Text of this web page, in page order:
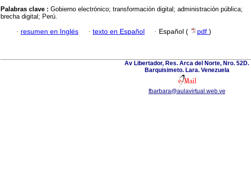
Palabras clave : Gobierno electrónico; transformación digital; administración pública;
brecha digital; Perú.
· resumen en Inglés · texto en Español · Español ( pdf )
Av Libertador, Res. Arca del Norte, Nro. 52D.
Barquisimeto. Lara. Venezuela
fbarbara@aulavirtual.web.ve